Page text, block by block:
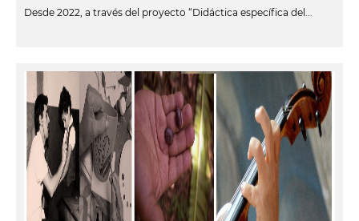
Desde 2022, a través del proyecto “Didáctica específica del...